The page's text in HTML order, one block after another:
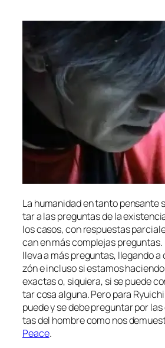
La hu­ma­ni­dad en tan­to
tar a las pre­gun­tas de la
los ca­sos, con res­pues­tas
can en más com­ple­jas
lle­va a más pre­gun­tas, lle­gan­do
zón e in­clu­so si es­ta­mos
exac­tas o, si­quie­ra, si se pue­de
tar co­sa al­gu­na. Pero pa­ra
pue­de y se de­be pre­gun­tar por
tas del hom­bre co­mo nos
Peace.